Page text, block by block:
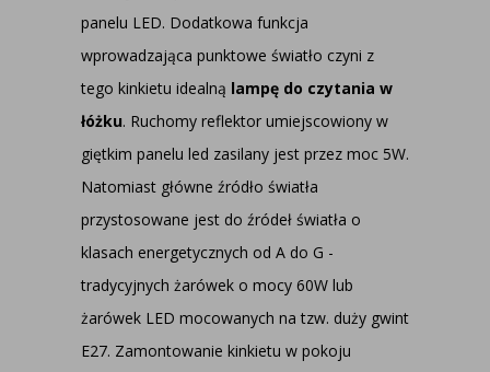
panelu LED. Dodatkowa funkcja
wprowadzająca punktowe światło czyni z
tego kinkietu idealną lampę do czytania w
łóżku. Ruchomy reflektor umiejscowiony w
giętkim panelu led zasilany jest przez moc 5W.
Natomiast główne źródło światła
przystosowane jest do źródeł światła o
klasach energetycznych od A do G -
tradycyjnych żarówek o mocy 60W lub
żarówek LED mocowanych na tzw. duży gwint
E27. Zamontowanie kinkietu w pokoju